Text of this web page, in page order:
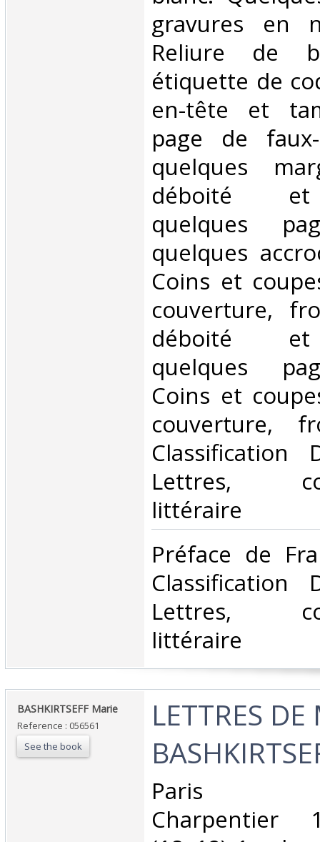
gravures en
Reliure de
étiquette de
en-tête et
page de
quelques
déboité et
quelques
quelques
Coins et
couverture,
déboité et
quelques
Coins et
couverture,
Classification
Lettres,
littéraire‎
‎Préface de
Classification
Lettres,
littéraire‎
‎BASHKIRTSEFF Marie ‎
Reference : 056561
See the book
‎LETTRES DE
‎Paris